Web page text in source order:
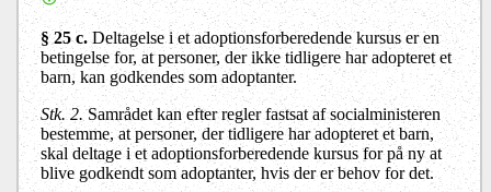
§ 25 c.Deltagelse i et adoptionsforberedende kursus er en
betingelse for, at personer, der ikke tidligere har adopteret et
barn, kan godkendes som adoptanter.
Stk. 2.Samrådet kan efter regler fastsat af socialministeren
bestemme, at personer, der tidligere har adopteret et barn,
skal deltage i et adoptionsforberedende kursus for på ny at
blive godkendt som adoptanter, hvis der er behov for det.